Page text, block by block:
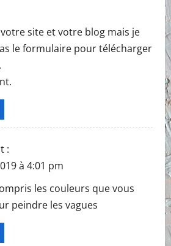
site et votre blog mais je
le formulaire pour télécharger
:
à 4:01 pm
les couleurs que vous
peindre les vagues